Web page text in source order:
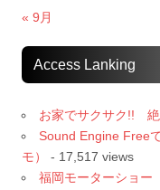
« 9月
Access Lanking
お家でサクサク!! 絶
Sound Engine Free
モ）
- 17,517 views
福岡モーターショ